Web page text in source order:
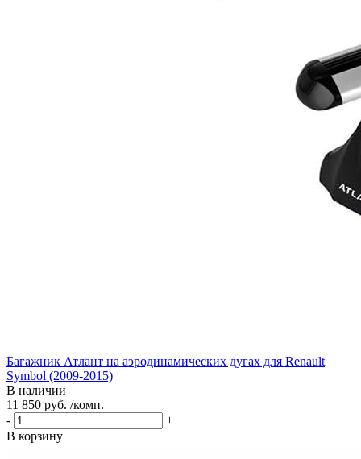
Багажник Атлант на аэродинамических дугах для Renault
Symbol (2009-2015)
В наличии
11 850 руб. /комп.
-
+
В корзину